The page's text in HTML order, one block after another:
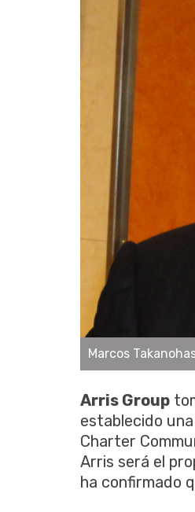
Marcos
Arris Group
establecido
Charter
Arris será el
ha confirmado